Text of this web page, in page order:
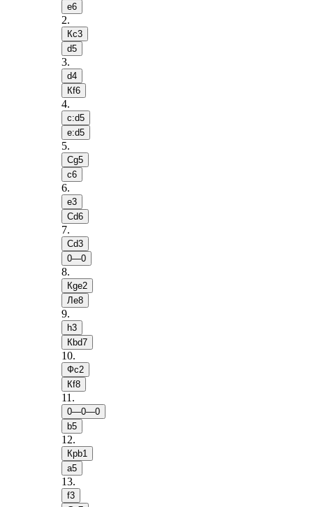
e6
2.
Кc3
d5
3.
d4
Кf6
4.
c:d5
e:d5
5.
Сg5
c6
6.
e3
Сd6
7.
Сd3
0—0
8.
Кge2
Лe8
9.
h3
Кbd7
10.
Фc2
Кf8
11 .
0—0—0
b5
12.
Крb1
a5
13.
f3